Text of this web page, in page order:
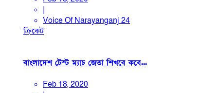
|
Voice Of Narayanganj 24
ক্রিকেট
বাংলাদেশ টেস্ট ম্যাচ জেতা শিখবে কবে...
Feb 18, 2020